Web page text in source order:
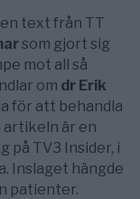
text från TT
som gjort sig
mot all så
om dr Erik
för att behandla
artikeln är en
på TV3 Insider, i
Inslaget hängde
patienter.